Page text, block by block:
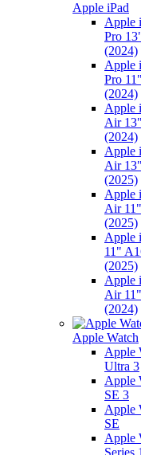
Apple iPad
Apple
Pro
(2024)
Apple
Pro
(2024)
Apple
Air
(2024)
Apple
Air
(2025)
Apple
Air
(2025)
Apple
11"
(2025)
Apple
Air
(2024)
Apple Watch
Apple
Ultra 3
Apple
SE 3
Apple
SE
Apple
Series